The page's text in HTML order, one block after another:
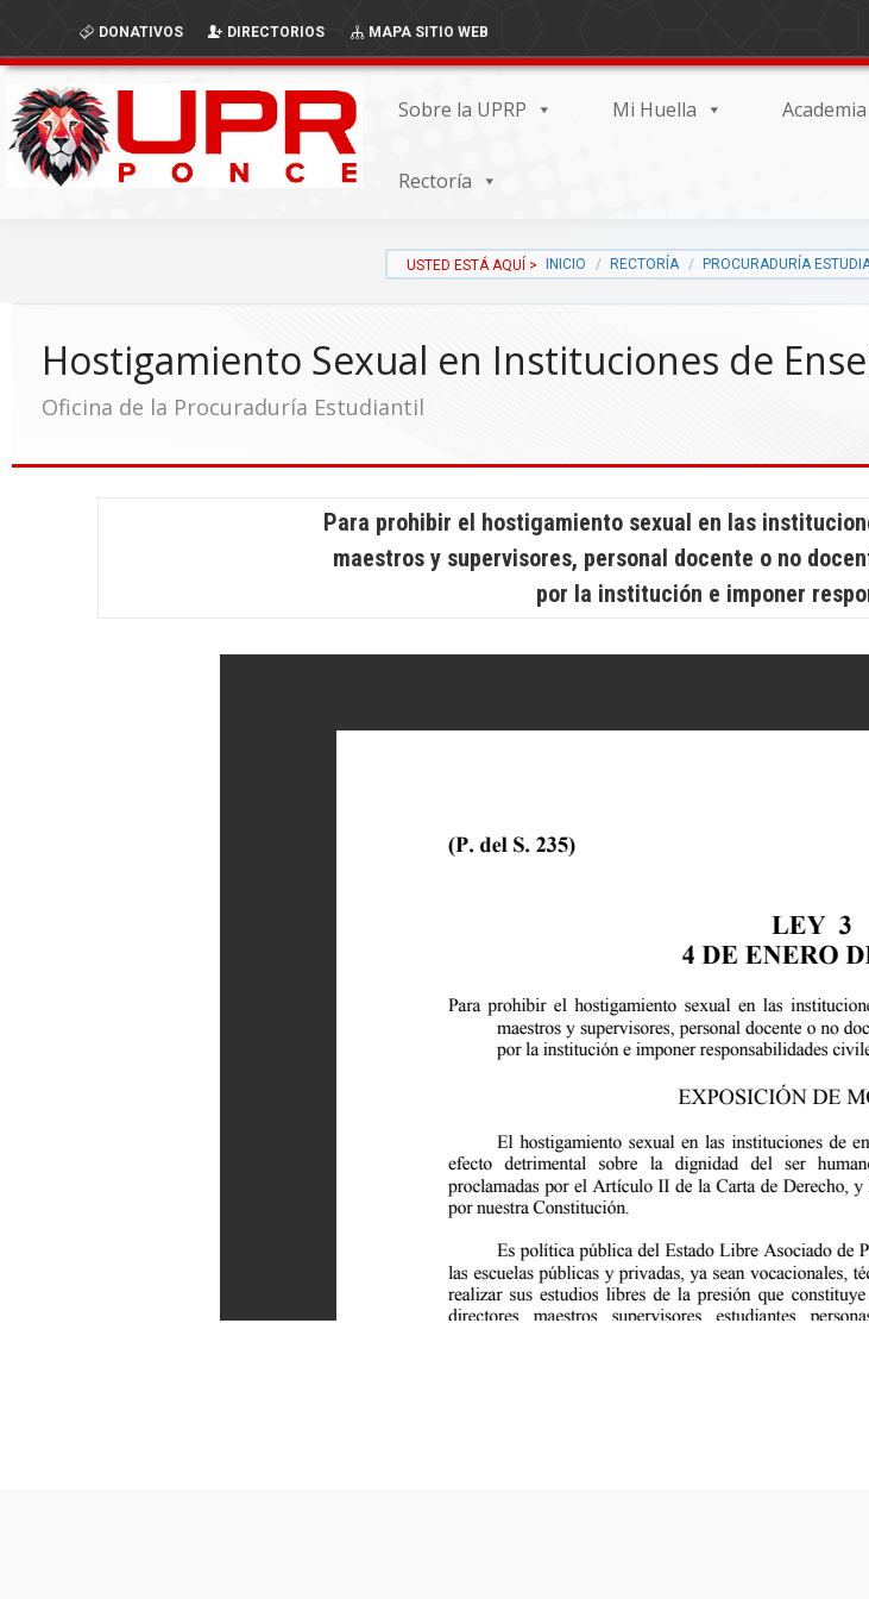
Content
navigation
DONATIVOS DIRECTORIOS MAPA SITIO WEB
Sobre la UPRP Mi Huella Academia
Rectoría
INICIO RECTORÍA PROCURADURÍA
Hostigamiento Sexual en Instituciones de
Oficina de la Procuraduría Estudiantil
Para prohibir el hostigamiento sexual en las
maestros y supervisores, personal docente o no
por la institución e imponer